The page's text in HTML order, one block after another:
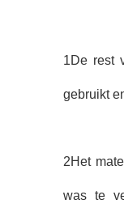
1De rest
gebruikt
2Het
was te